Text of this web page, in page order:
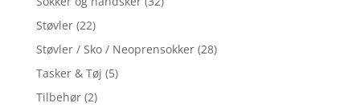
Støvler (22)
Støvler / Sko / Neoprensokker (28)
Tasker & Tøj (5)
Tilbehør (2)